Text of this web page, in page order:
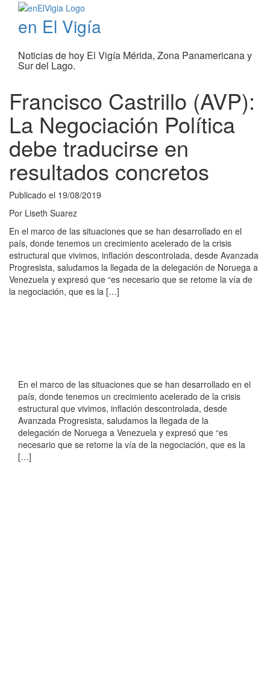
en El Vigía
Noticias de hoy El Vigía Mérida, Zona Panamericana y
Sur del Lago.
Francisco Castrillo (AVP):
La Negociación Política
debe traducirse en
resultados concretos
Publicado el 19/08/2019
Por Liseth Suarez
En el marco de las situaciones que se han desarrollado en el
país, donde tenemos un crecimiento acelerado de la crisis
estructural que vivimos, inflación descontrolada, desde Avanzada
Progresista, saludamos la llegada de la delegación de Noruega a
Venezuela y expresó que “es necesario que se retome la vía de
la negociación, que es la […]
En el marco de las situaciones que se han desarrollado en el
país, donde tenemos un crecimiento acelerado de la crisis
estructural que vivimos, inflación descontrolada, desde
Avanzada Progresista, saludamos la llegada de la
delegación de Noruega a Venezuela y expresó que “es
necesario que se retome la vía de la negociación, que es la
[…]